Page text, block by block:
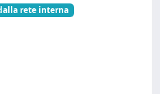
rete interna